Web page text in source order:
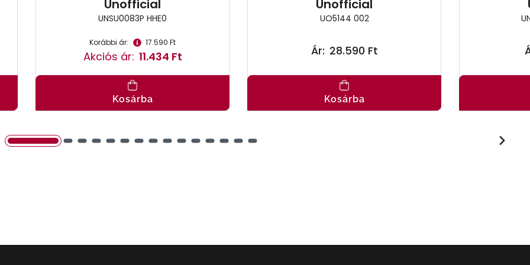
Unofficial
UNSU0083P HHE0
Korábbi ár: 17.590 Ft
Akciós ár: 11.434 Ft
Kosárba
Unofficial
UO5144 002
Ár: 28.590 Ft
Kosárba